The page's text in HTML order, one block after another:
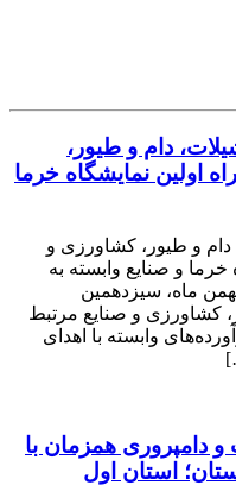
دام و طیور،
اولین نمایشگاه خرما
و طیور، کشاورزی و
خرما و صنایع وابسته به
ماه، سیزدهمین
کشاورزی و صنایع مرتبط
وابسته با اهدای
دامپروری همزمان با
استان اول